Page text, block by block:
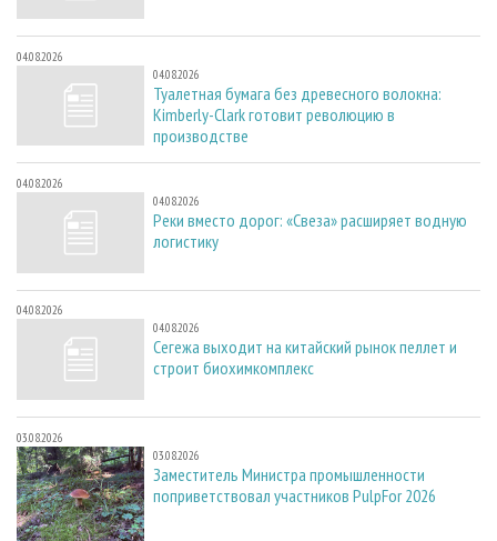
04.08.2026
04.08.2026
Туалетная бумага без древесного волокна:
Kimberly-Clark готовит революцию в
производстве
04.08.2026
04.08.2026
Реки вместо дорог: «Свеза» расширяет водную
логистику
04.08.2026
04.08.2026
Сегежа выходит на китайский рынок пеллет и
строит биохимкомплекс
03.08.2026
03.08.2026
Заместитель Министра промышленности
поприветствовал участников PulpFor 2026